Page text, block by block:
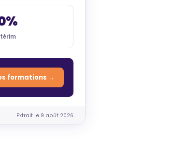
formations →
Extrait le 9 août 2026